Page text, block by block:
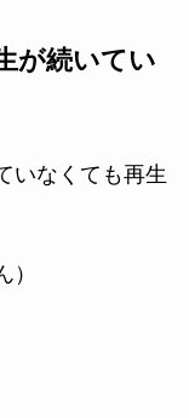
が続いてい
いなくても再生